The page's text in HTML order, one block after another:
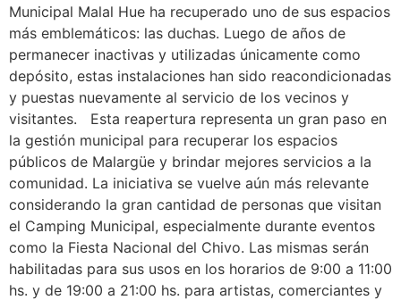
Municipal Malal Hue ha recuperado uno de sus espacios
más emblemáticos: las duchas. Luego de años de
permanecer inactivas y utilizadas únicamente como
depósito, estas instalaciones han sido reacondicionadas
y puestas nuevamente al servicio de los vecinos y
visitantes. Esta reapertura representa un gran paso en
la gestión municipal para recuperar los espacios
públicos de Malargüe y brindar mejores servicios a la
comunidad. La iniciativa se vuelve aún más relevante
considerando la gran cantidad de personas que visitan
el Camping Municipal, especialmente durante eventos
como la Fiesta Nacional del Chivo. Las mismas serán
habilitadas para sus usos en los horarios de 9:00 a 11:00
hs. y de 19:00 a 21:00 hs. para artistas, comerciantes y